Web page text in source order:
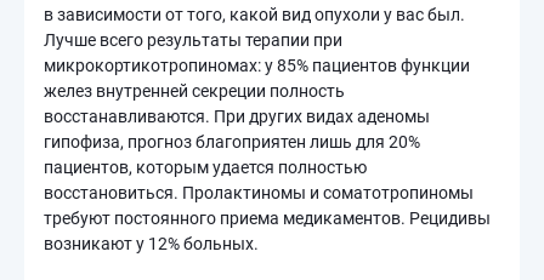
в зависимости от того, какой вид опухоли у вас был.
Лучше всего результаты терапии при
микрокортикотропиномах: у 85% пациентов функции
желез внутренней секреции полность
восстанавливаются. При других видах аденомы
гипофиза, прогноз благоприятен лишь для 20%
пациентов, которым удается полностью
восстановиться. Пролактиномы и соматотропиномы
требуют постоянного приема медикаментов. Рецидивы
возникают у 12% больных.